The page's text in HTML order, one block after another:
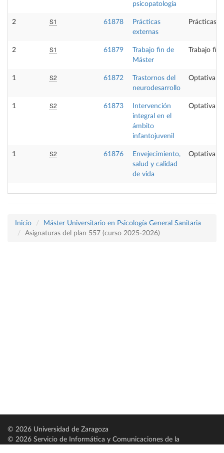
psicopatología
2 S1 61878
Prácticas
externas
Prácticas
2 S1 61879
Trabajo fin de
Máster
Trabajo
1 S2 61872
Trastornos del
neurodesarrollo
Optativa
1 S2 61873
Intervención
integral en el
ámbito
infantojuvenil
Optativa
1 S2 61876
Envejecimiento,
salud y calidad
de vida
Optativa
Inicio
Máster Universitario en Psicología General Sanitaria
Asignaturas del plan 557 (curso 2025-2026)
© 2026 Universidad de Zaragoza
© 2026 Servicio de Informática y Comunicaciones de la